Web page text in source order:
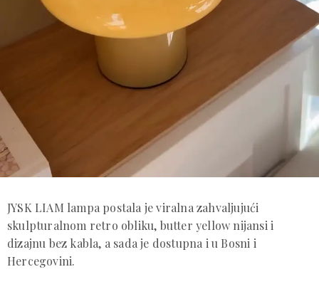
JYSK LIAM lampa postala je viralna zahvaljujući
skulpturalnom retro obliku, butter yellow nijansi i
dizajnu bez kabla, a sada je dostupna i u Bosni i
Hercegovini.